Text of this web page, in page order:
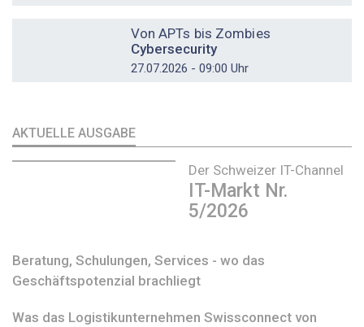
Von APTs bis Zombies
Cybersecurity
27.07.2026 - 09:00 Uhr
AKTUELLE AUSGABE
Der Schweizer IT-Channel
IT-Markt Nr.
5/2026
Beratung, Schulungen, Services - wo das
Geschäftspotenzial brachliegt
Was das Logistikunternehmen Swissconnect von